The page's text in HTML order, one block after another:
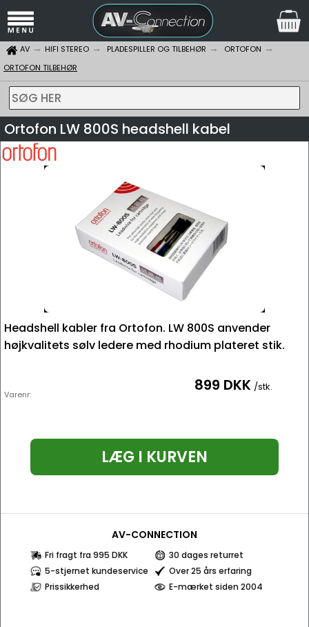
AV HIFI STEREO PLADESPILLER OG TILBEHØR
ORTOFON
ORTOFON TILBEHØR
SØG HER
Ortofon LW 800S headshell kabel
Headshell kabler fra Ortofon. LW 800S anvender
højkvalitets sølv ledere med rhodium plateret stik.
Varenr: 899 DKK /stk.
LÆG I KURVEN
AV-CONNECTION
Fri fragt fra 995 DKK
30 dages returret
5-stjernet kundeservice
Over 25 års erfaring
Prissikkerhed
E-mærket siden 2004